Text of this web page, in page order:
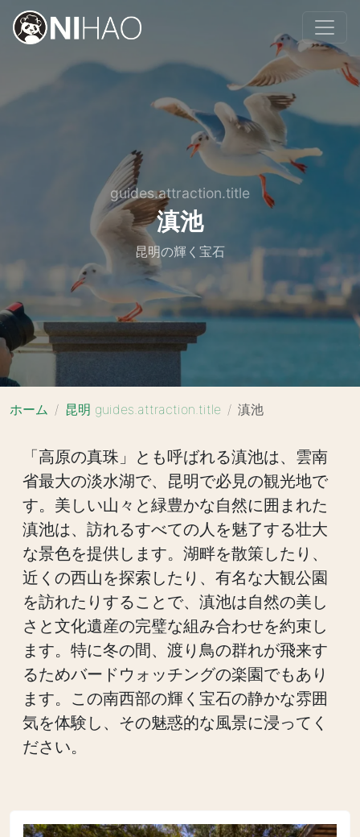
guides.attraction.title
滇池
昆明の輝く宝石
ホーム 昆明 guides.attraction.title 滇池
「高原の真珠」とも呼ばれる滇池は、雲南
省最大の淡水湖で、昆明で必見の観光地で
す。美しい山々と緑豊かな自然に囲まれた
滇池は、訪れるすべての人を魅了する壮大
な景色を提供します。湖畔を散策したり、
近くの西山を探索したり、有名な大観公園
を訪れたりすることで、滇池は自然の美し
さと文化遺産の完璧な組み合わせを約束し
ます。特に冬の間、渡り鳥の群れが飛来す
るためバードウォッチングの楽園でもあり
ます。この南西部の輝く宝石の静かな雰囲
気を体験し、その魅惑的な風景に浸ってく
ださい。